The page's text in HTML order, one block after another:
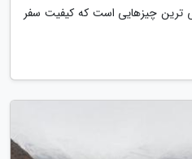
ترین چیزهایی است که کیفیت سفر